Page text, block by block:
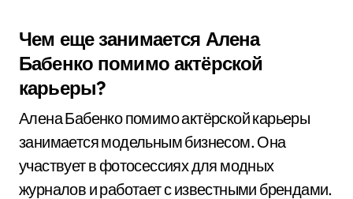
Чем еще занимается Алена
Бабенко помимо актёрской
карьеры?
Алена Бабенко помимо актёрской карьеры
занимается модельным бизнесом. Она
участвует в фотосессиях для модных
журналов и работает с известными брендами.